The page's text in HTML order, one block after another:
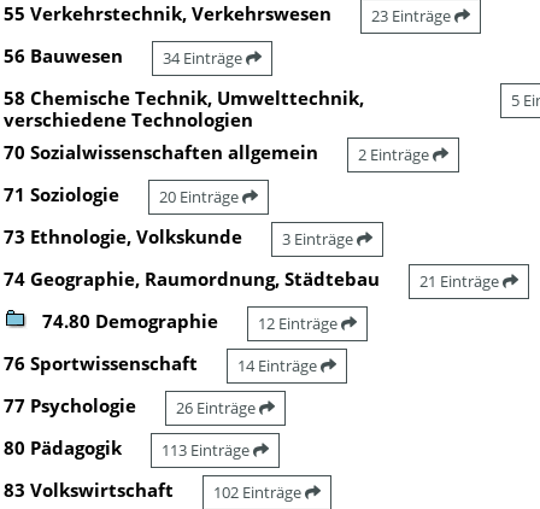
55 Verkehrstechnik, Verkehrswesen 23 Einträge
56 Bauwesen 34 Einträge
58 Chemische Technik, Umwelttechnik,
verschiedene Technologien
5
70 Sozialwissenschaften allgemein 2 Einträge
71 Soziologie 20 Einträge
73 Ethnologie, Volkskunde 3 Einträge
74 Geographie, Raumordnung, Städtebau 21 Einträge
74.80 Demographie 12 Einträge
76 Sportwissenschaft 14 Einträge
77 Psychologie 26 Einträge
80 Pädagogik 113 Einträge
83 Volkswirtschaft 102 Einträge